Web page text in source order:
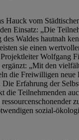
Hauck vom
Einsatz: „Die
Waldes hautnah
sie einen
Wolfgang
„Mit den
die Freiwilligen neue
Erfahrung der
die Teilnehmenden
sozial-